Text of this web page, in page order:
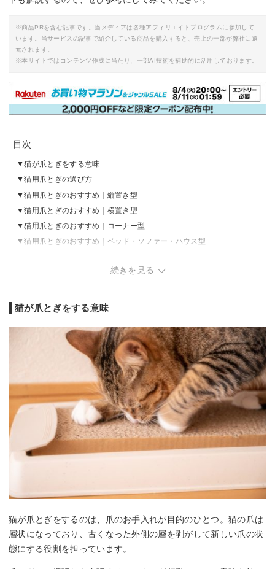
※商品PRを含む記事です。当メディアは各種アフィリエイトプログラムに参加して
います。当サービスの記事で紹介している商品を購入すると、売上の一部が弊社に還
元されます。
※本サイトではコンテンツ作成に当たり、一部AI技術を補助的に活用しております。
目次
猫が爪とぎをする意味
猫用爪とぎの選び方
猫用爪とぎのおすすめ｜縦置き型
猫用爪とぎのおすすめ｜横置き型
猫用爪とぎのおすすめ｜コーナー型
猫用爪とぎのおすすめ｜ベッド・ソファー・ハウス型
猫用爪とぎの売れ筋ランキングをチェック
続きを見る
猫が爪とぎをする意味
猫が爪とぎをするのは、爪のお手入れが目的のひとつ。猫の爪は
層状になっており、古くなった外側の層を剥がして新しい爪の状
態にする役割を担っています。